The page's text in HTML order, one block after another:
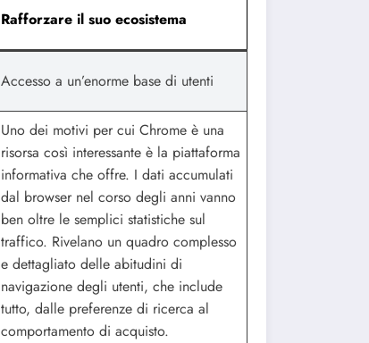
Rafforzare il suo ecosistema
Accesso a un’enorme base di utenti
Uno dei motivi per cui Chrome è una
risorsa così interessante è la piattaforma
informativa che offre. I dati accumulati
dal browser nel corso degli anni vanno
ben oltre le semplici statistiche sul
traffico. Rivelano un quadro complesso
e dettagliato delle abitudini di
navigazione degli utenti, che include
tutto, dalle preferenze di ricerca al
comportamento di acquisto.